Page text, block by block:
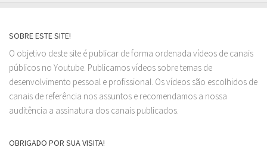
SOBRE ESTE SITE!
O objetivo deste site é publicar de forma ordenada vídeos de canais
públicos no Youtube. Publicamos vídeos sobre temas de
desenvolvimento pessoal e profissional. Os vídeos são escolhidos de
canais de referência nos assuntos e recomendamos a nossa
auditência a assinatura dos canais publicados.
OBRIGADO POR SUA VISITA!